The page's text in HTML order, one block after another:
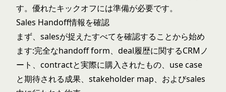
す。優れたキックオフには準備が必要です。
Sales Handoff情報を確認
まず、salesが捉えたすべてを確認することから始め
ます:完全なhandoff form、deal履歴に関するCRMノ
ート、contractと実際に購入されたもの、use case
と期待される成果、stakeholder map、およびsales